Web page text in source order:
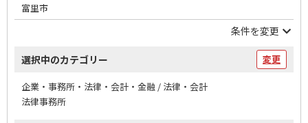
富里市
条件を変更
選択中のカテゴリー 変更
企業・事務所・法律・会計・金融 / 法律・会計
法律事務所